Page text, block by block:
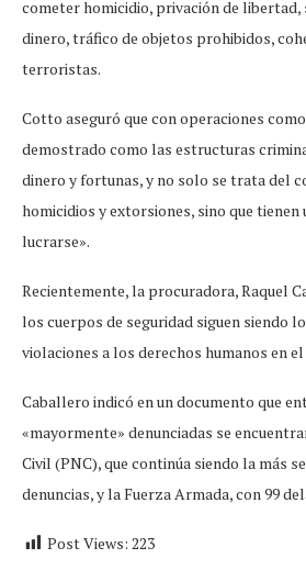
cometer homicidio, privación de libertad,
dinero, tráfico de objetos prohibidos,
terroristas.
Cotto aseguró que con operaciones como
demostrado como las estructuras
dinero y fortunas, y no solo se trata del
homicidios y extorsiones, sino que
lucrarse».
Recientemente, la procuradora, Raquel
los cuerpos de seguridad siguen siendo
violaciones a los derechos humanos en
Caballero indicó en un documento que
«mayormente» denunciadas se
Civil (PNC), que continúa siendo la más
denuncias, y la Fuerza Armada, con 99
Post Views: 223